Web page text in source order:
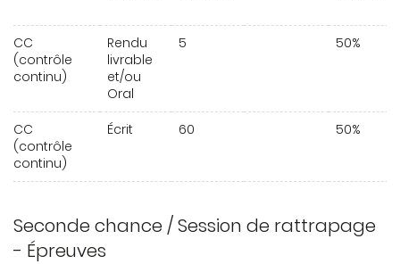
CC
(contrôle
continu)
Rendu
livrable
et/ou
Oral
5 50%
CC
(contrôle
continu)
Écrit 60 50%
Seconde chance / Session de rattrapage
- Épreuves